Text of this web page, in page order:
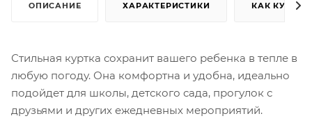
ОПИСАНИЕ ХАРАКТЕРИСТИКИ КАК КУПИТЬ
Стильная куртка сохранит вашего ребенка в тепле в
любую погоду. Она комфортна и удобна, идеально
подойдет для школы, детского сада, прогулок с
друзьями и других ежедневных мероприятий.